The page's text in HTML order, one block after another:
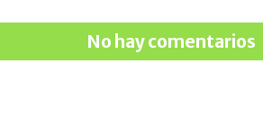
No hay comentarios